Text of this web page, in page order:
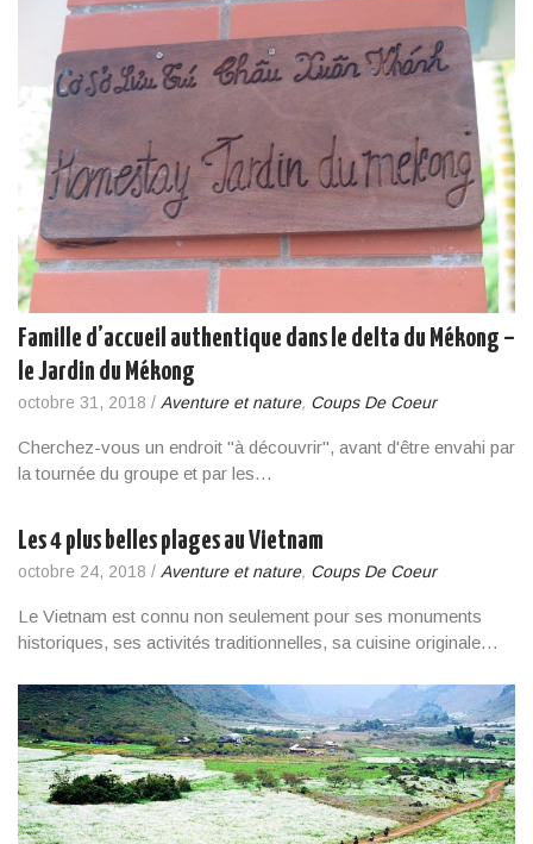
Famille d’accueil authentique dans le delta du Mékong –
le Jardin du Mékong
octobre 31, 2018 / Aventure et nature, Coups De Coeur
Cherchez-vous un endroit "à découvrir", avant d'être envahi par
la tournée du groupe et par les…
Les 4 plus belles plages au Vietnam
octobre 24, 2018 / Aventure et nature, Coups De Coeur
Le Vietnam est connu non seulement pour ses monuments
historiques, ses activités traditionnelles, sa cuisine originale…